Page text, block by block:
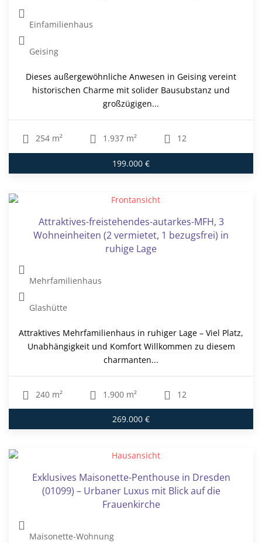
Einfamilienhaus
Geising
Dieses außergewöhnliche Anwesen in Geising vereint
historischen Charme mit solider Bausubstanz und
großzügigen...
254 m² 1.937 m² 12
199.000 €
Attraktives-freistehendes-autarkes-MFH, 3
Wohneinheiten (2 vermietet, 1 bezugsfrei) in
ruhige Lage
Mehrfamilienhaus
Glashütte
Attraktives Mehrfamilienhaus in ruhiger Lage – Viel Platz,
Unabhängigkeit und Komfort Willkommen zu diesem
charmanten...
240 m² 1.900 m² 12
269.000 €
Exklusives Maisonette-Penthouse in Dresden
(01099) – Urbaner Luxus mit Blick auf die
Frauenkirche
Maisonette-Wohnung